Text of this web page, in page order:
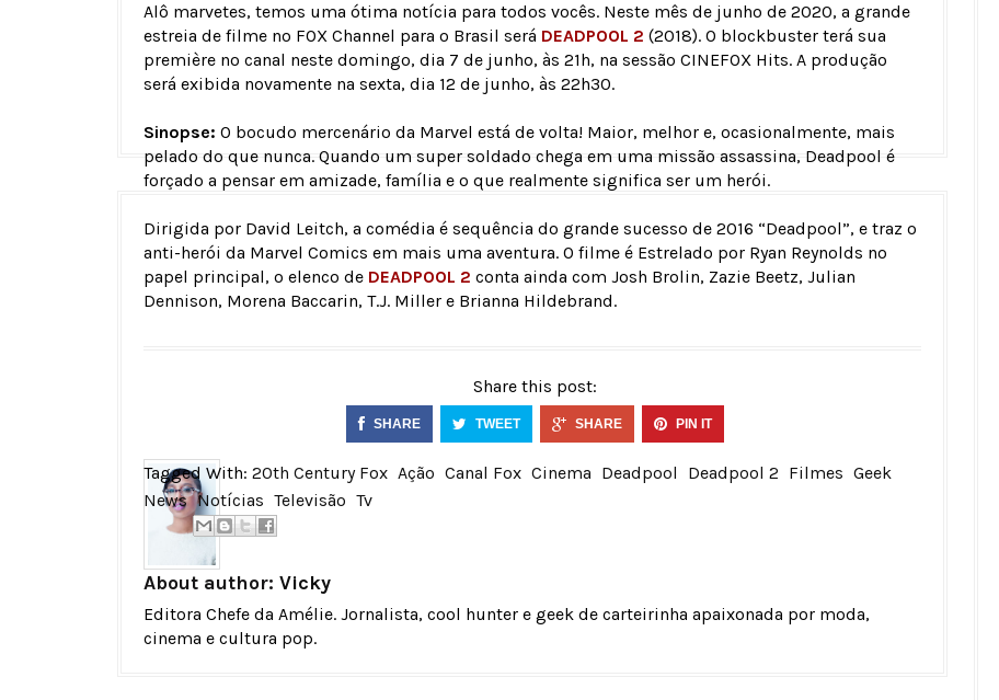
Alô marvetes, temos uma ótima notícia para todos vocês. Neste mês de junho de 2020, a grande
estreia de filme no FOX Channel para o Brasil será DEADPOOL 2 (2018). O blockbuster terá sua
première no canal neste domingo, dia 7 de junho, às 21h, na sessão CINEFOX Hits. A produção
será exibida novamente na sexta, dia 12 de junho, às 22h30.
Sinopse: O bocudo mercenário da Marvel está de volta! Maior, melhor e, ocasionalmente, mais
pelado do que nunca. Quando um super soldado chega em uma missão assassina, Deadpool é
forçado a pensar em amizade, família e o que realmente significa ser um herói.
Dirigida por David Leitch, a comédia é sequência do grande sucesso de 2016 “Deadpool”, e traz o
anti-herói da Marvel Comics em mais uma aventura. O filme é Estrelado por Ryan Reynolds no
papel principal, o elenco de DEADPOOL 2 conta ainda com Josh Brolin, Zazie Beetz, Julian
Dennison, Morena Baccarin, T.J. Miller e Brianna Hildebrand.
Share this post:
SHARE TWEET SHARE PIN IT
Tagged With: 20th Century Fox Ação Canal Fox Cinema Deadpool Deadpool 2 Filmes Geek
News Notícias Televisão Tv
About author: Vicky
Editora Chefe da Amélie. Jornalista, cool hunter e geek de carteirinha apaixonada por moda,
cinema e cultura pop.